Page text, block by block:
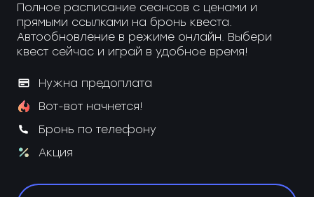
Полное расписание сеансов с ценами и
прямыми ссылками на бронь квеста.
Автообновление в режиме онлайн. Выбери
квест сейчас и играй в удобное время!
Нужна предоплата
Вот-вот начнется!
Бронь по телефону
Акция